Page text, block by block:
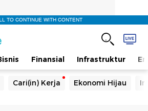
TO CONTINUE WITH CONTENT
Finansial Infrastruktur
Cari(in) Kerja Ekonomi Hijau